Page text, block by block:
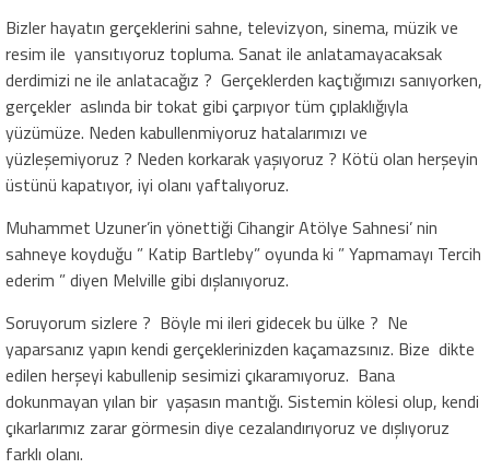
Bizler hayatın gerçeklerini sahne, televizyon, sinema, müzik ve
resim ile yansıtıyoruz topluma. Sanat ile anlatamayacaksak
derdimizi ne ile anlatacağız ? Gerçeklerden kaçtığımızı sanıyorken,
gerçekler aslında bir tokat gibi çarpıyor tüm çıplaklığıyla
yüzümüze. Neden kabullenmiyoruz hatalarımızı ve
yüzleşemiyoruz ? Neden korkarak yaşıyoruz ? Kötü olan herşeyin
üstünü kapatıyor, iyi olanı yaftalıyoruz.
Muhammet Uzuner’in yönettiği Cihangir Atölye Sahnesi’ nin
sahneye koyduğu ” Katip Bartleby” oyunda ki ” Yapmamayı Tercih
ederim ” diyen Melville gibi dışlanıyoruz.
Soruyorum sizlere ? Böyle mi ileri gidecek bu ülke ? Ne
yaparsanız yapın kendi gerçeklerinizden kaçamazsınız. Bize dikte
edilen herşeyi kabullenip sesimizi çıkaramıyoruz. Bana
dokunmayan yılan bir yaşasın mantığı. Sistemin kölesi olup, kendi
çıkarlarımız zarar görmesin diye cezalandırıyoruz ve dışlıyoruz
farklı olanı.